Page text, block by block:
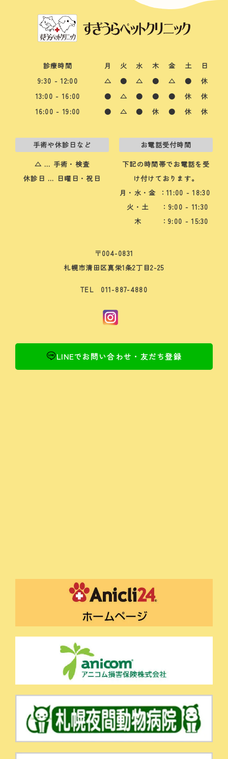
診療時間 月 火 水 木 金 土
日
9:30 - 12:00
△ ● △ ● △ ●
休
13:00 - 16:00
● △ ● ● ● 休
休
16:00 - 19:00
● △ ● 休 ● 休 休
手術や休診日など
△ … 手術・検査
休診日 … 日曜日・祝日
お電話受付時間
下記の時間帯でお電話を受
け付けております。
月・水・金
：11:00 - 18:30
火・土
：9:00 - 11:30
木
：9:00 - 15:30
〒004-0831
札幌市清田区真栄1条2丁目2-25
TEL 011-887-4880
LINEでお問い合わせ・友だち登録